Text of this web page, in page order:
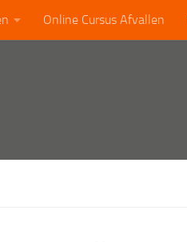
Online Cursus Afvallen